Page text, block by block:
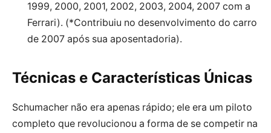
1999, 2000, 2001, 2002, 2003, 2004, 2007 com a
Ferrari). (*Contribuiu no desenvolvimento do carro
de 2007 após sua aposentadoria).
Técnicas e Características Únicas
Schumacher não era apenas rápido; ele era um piloto
completo que revolucionou a forma de se competir na